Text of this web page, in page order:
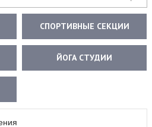
СПОРТИВНЫЕ СЕКЦИИ
ЙОГА СТУДИИ